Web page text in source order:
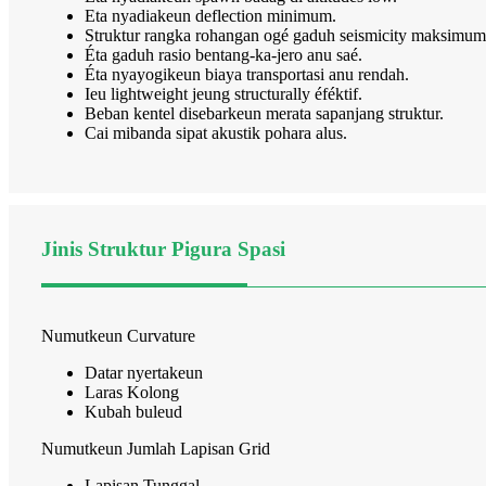
Eta nyadiakeun deflection minimum.
Struktur rangka rohangan ogé gaduh seismicity
Éta gaduh rasio bentang-ka-jero anu saé.
Éta nyayogikeun biaya transportasi anu rendah.
Ieu lightweight jeung structurally éféktif.
Beban kentel disebarkeun merata sapanjang struktur.
Cai mibanda sipat akustik pohara alus.
Jinis Struktur Pigura Spasi
Numutkeun Curvature
Datar nyertakeun
Laras Kolong
Kubah buleud
Numutkeun Jumlah Lapisan Grid